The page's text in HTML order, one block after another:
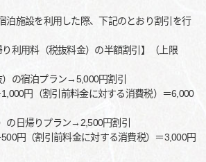
泊施設を利用した際、下記のとおり割引を行
り利用料（税抜料金）の半額割引】（上限
）の宿泊プラン→5,000円割引
円（割引前料金に対する消費税）＝6,000
の日帰りプラン→2,500円割引
円（割引前料金に対する消費税）＝3,000円